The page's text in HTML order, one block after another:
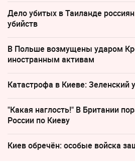
Дело убитых в Таиланде
убийств
В Польше возмущены ударом
иностранным активам
Катастрофа в Киеве: Зеленский
"Какая наглость!" В Британии
России по Киеву
Киев обречён: особые войска